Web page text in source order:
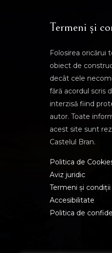
Termeni și
Folosirea oricărui
obiect de
decât cele
fără acordul scris
interzisă fiind
autor. Toate
acest site sunt
Castelul Bran.
Politica de
Aviz juridic
Termeni și condiții
Accesibilitate
Politica de